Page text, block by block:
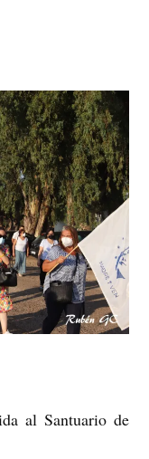
al Santuario de